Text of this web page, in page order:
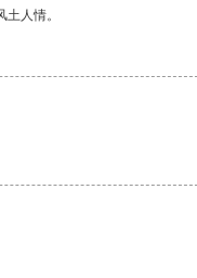
人情。